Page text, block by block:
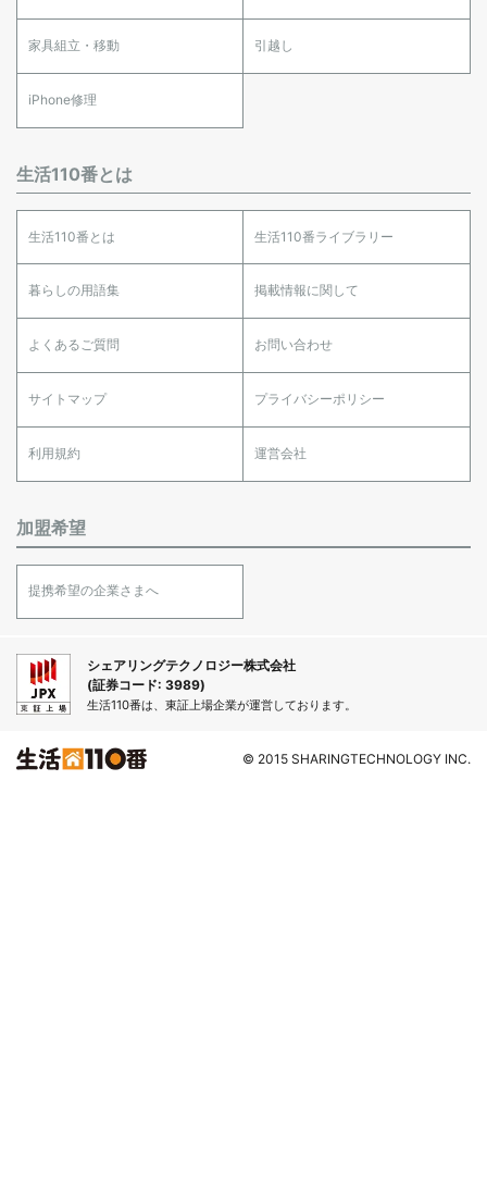
家具組立・移動 引越し
iPhone修理
生活110番とは
生活110番とは 生活110番ライブラリー
暮らしの用語集 掲載情報に関して
よくあるご質問 お問い合わせ
サイトマップ プライバシーポリシー
利用規約 運営会社
加盟希望
提携希望の企業さまへ
シェアリングテクノロジー株式会社
(証券コード: 3989)
生活110番は、東証上場企業が運営しております。
© 2015 SHARINGTECHNOLOGY INC.